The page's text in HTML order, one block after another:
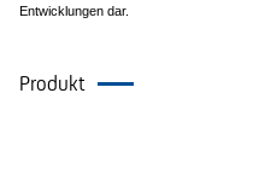
Entwicklungen dar.
Produkt